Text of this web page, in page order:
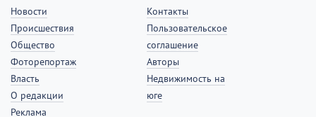
Новости
Происшествия
Общество
Фоторепортаж
Власть
О редакции
Реклама
Контакты
Пользовательское
соглашение
Авторы
Недвижимость на
юге